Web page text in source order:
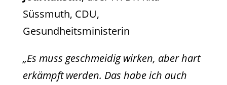
Süssmuth, CDU,
Gesundheitsministerin
„Es muss geschmeidig wirken, aber hart
erkämpft werden. Das habe ich auch